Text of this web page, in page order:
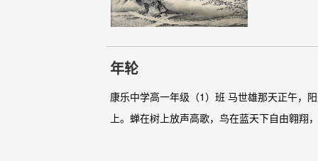
年轮
康乐中学高一年级（1）班 马世雄那天正午，
上。蝉在树上放声高歌，鸟在蓝天下自由翱